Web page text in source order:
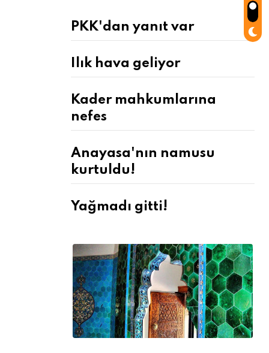
PKK'dan yanıt var
Ilık hava geliyor
Kader mahkumlarına
nefes
Anayasa'nın namusu
kurtuldu!
Yağmadı gitti!